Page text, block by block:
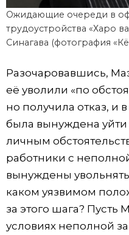
Ожидающие очереди в
трудоустройства «Харо
Синагава (фотография
Разочаровавшись,
её уволили «по
но получила отказ, и
была вынуждена
личным
работники с
вынуждены
каком уязвимом
за этого шага? Пусть
условиях неполной